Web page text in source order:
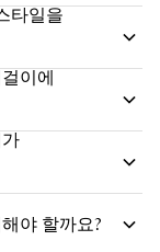
타일을
이에
야 할까요?